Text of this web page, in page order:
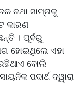
କଥା ସାମ୍ନାକୁ
କାରଣ
। ପୂର୍ବରୁ
ହୋଇଥିଲେ ଏହା
ବୋଲି
ପଦାର୍ଥ ଦ୍ୱାରା